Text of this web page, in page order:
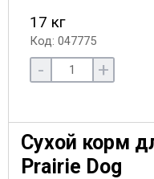
17 кг
Код: 047775
- +
Сухой корм
Prairie Dog